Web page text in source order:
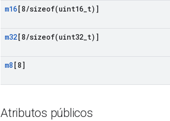
m16[8/sizeof(uint16 t)]
m32[8/sizeof(uint32 t)]
m8 [8]
Atributos públicos